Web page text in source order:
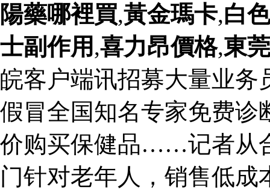
陽藥哪裡買,黃金瑪卡,白
士副作用 ,喜力昂價格,東
皖客户端讯招募大量业务
假冒全国知名专家免费诊
价购买保健品……记者从
门针对老年人，销售低